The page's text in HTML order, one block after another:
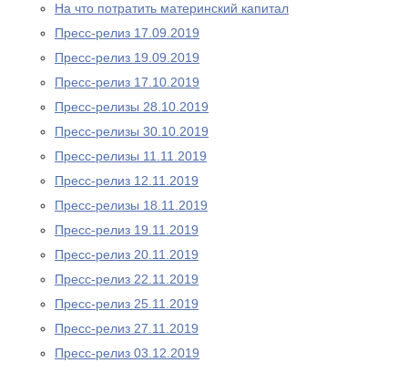
На что потратить материнский капитал
Пресс-релиз 17.09.2019
Пресс-релиз 19.09.2019
Пресс-релиз 17.10.2019
Пресс-релизы 28.10.2019
Пресс-релизы 30.10.2019
Пресс-релизы 11.11.2019
Пресс-релиз 12.11.2019
Пресс-релизы 18.11.2019
Пресс-релиз 19.11.2019
Пресс-релиз 20.11.2019
Пресс-релиз 22.11.2019
Пресс-релиз 25.11.2019
Пресс-релиз 27.11.2019
Пресс-релиз 03.12.2019